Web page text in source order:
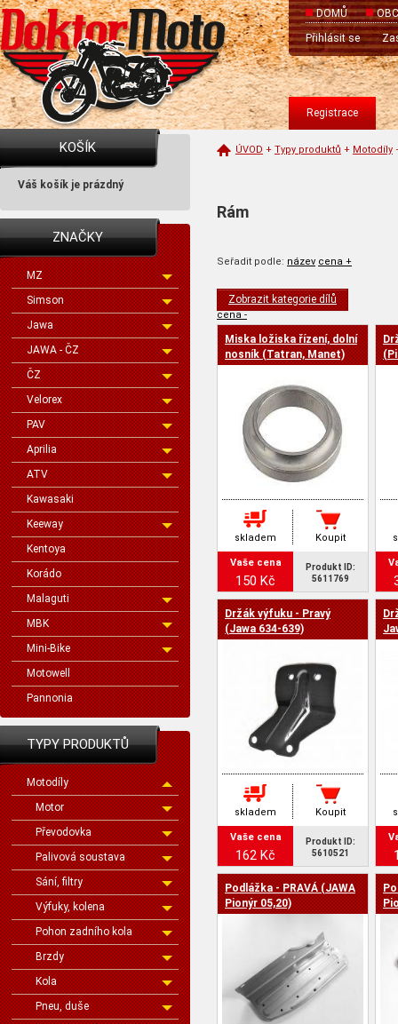
DOMŮ
Přihlásit se
Registrace
KOŠÍK
Váš košík je prázdný
ZNAČKY
MZ
Simson
Jawa
JAWA - ČZ
ČZ
Velorex
PAV
Aprilia
ATV
Kawasaki
Keeway
Kentoya
Korádo
Malaguti
MBK
Mini-Bike
Motowell
Pannonia
TYPY PRODUKTŮ
Motodíly
Motor
Převodovka
Palivová soustava
Sání, filtry
Výfuky, kolena
Pohon zadního kola
Brzdy
Kola
Pneu, duše
ÚVOD + Typy produktů + Motodíly
Rám
Seřadit podle: název cena +
cena -
Zobrazit kategorie dílů
Miska ložiska řízení, dolní
nosník (Tatran, Manet)
skladem Koupit
Vaše cena
150 Kč
Produkt ID:
5611769
Držák výfuku - Pravý
(Jawa 634-639)
skladem Koupit
Vaše cena
162 Kč
Produkt ID:
5610521
Podlážka - PRAVÁ (JAWA
Pionýr 05,20)